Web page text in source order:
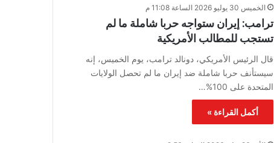
الخميس 30 يوليو 2026 الساعة 11:08 م
ترامب: إيران ستواجه حربا شاملة ما لم
تستجب للمطالب الأمريكية
قال الرئيس الأمريكي، دونالد ترامب، يوم الخميس، إنه
سيستأنف حربا شاملة ضد إيران ما لم تحصل الولايات
المتحدة على 100%…
أكمل القراءة »